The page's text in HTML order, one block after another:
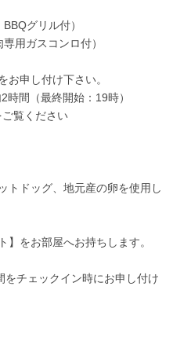
グリル付）
用ガスコンロ付）
申し付け下さい。
間（最終開始：19時）
覧ください
トドッグ、地元産の卵を使用し
】をお部屋へお持ちします。
チェックイン時にお申し付け